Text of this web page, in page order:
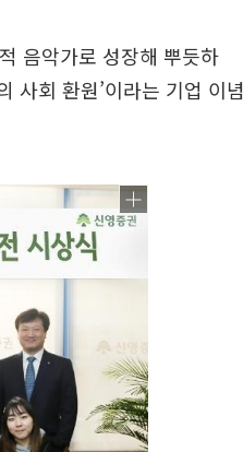
음악가로 성장해 뿌듯하
사회 환원’이라는 기업 이념